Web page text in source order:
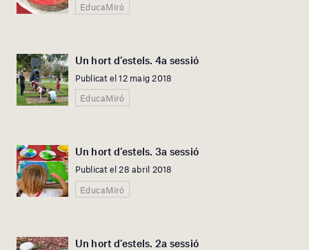
EducaMiró
Un hort d’estels. 4a sessió
Publicat el 12 maig 2018
EducaMiró
Un hort d’estels. 3a sessió
Publicat el 28 abril 2018
EducaMiró
Un hort d’estels. 2a sessió